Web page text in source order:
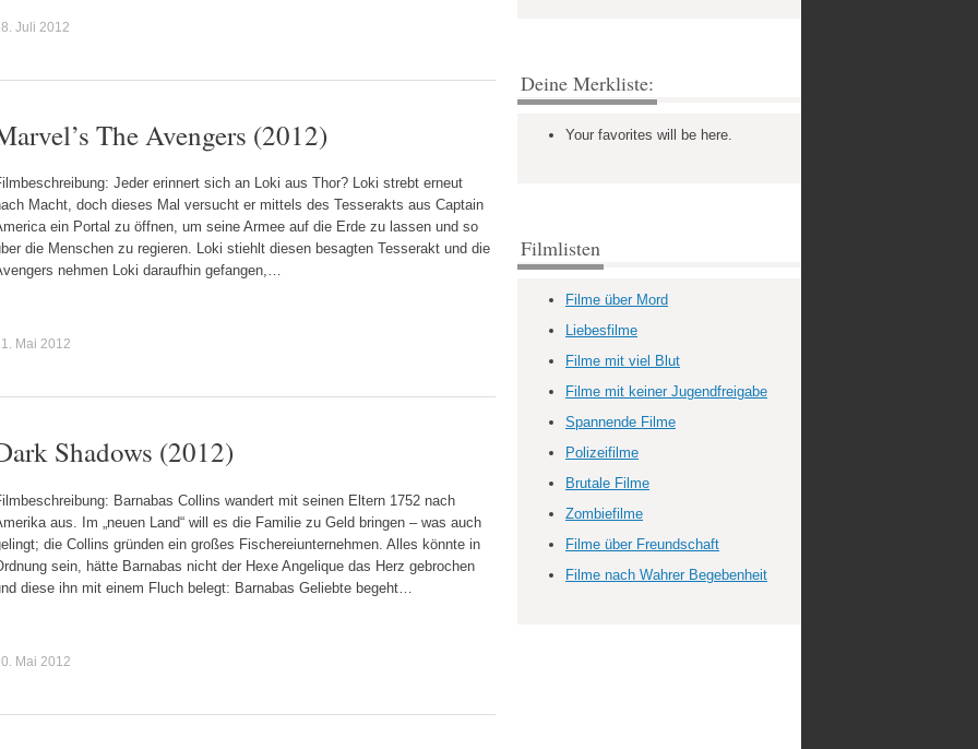
Juli 2012
The Avengers (2012)
Jeder erinnert sich an Loki aus Thor? Loki strebt erneut
Macht, doch dieses Mal versucht er mittels des Tesserakts aus Captain
ein Portal zu öffnen, um seine Armee auf die Erde zu lassen und so
die Menschen zu regieren. Loki stiehlt diesen besagten Tesserakt und die
nehmen Loki daraufhin gefangen,…
Mai 2012
Shadows (2012)
Barnabas Collins wandert mit seinen Eltern 1752 nach
aus. Im „neuen Land“ will es die Familie zu Geld bringen – was auch
die Collins gründen ein großes Fischereiunternehmen. Alles könnte in
sein, hätte Barnabas nicht der Hexe Angelique das Herz gebrochen
diese ihn mit einem Fluch belegt: Barnabas Geliebte begeht…
Mai 2012
Deine Merkliste:
Your favorites will be here.
Filmlisten
Filme über Mord
Liebesfilme
Filme mit viel Blut
Filme mit keiner Jugendfreigabe
Spannende Filme
Polizeifilme
Brutale Filme
Zombiefilme
Filme über Freundschaft
Filme nach Wahrer Begebenheit